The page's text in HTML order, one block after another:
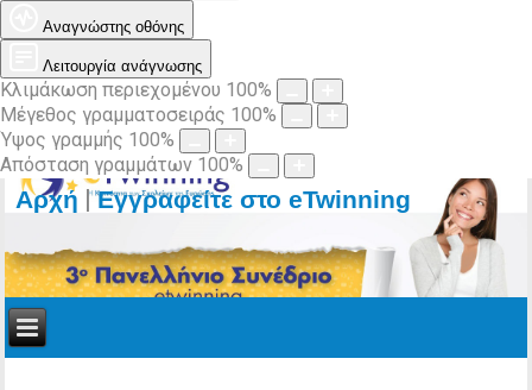
Αναγνώστης οθόνης
Λειτουργία ανάγνωσης
Κλιμάκωση περιεχομένου 100%
Μέγεθος γραμματοσειράς 100%
Ύψος γραμμής 100%
Απόσταση γραμμάτων 100%
Αρχή |Εγγραφείτε στο eTwinning